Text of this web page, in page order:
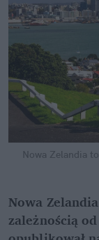
Nowa Zelandia
Nowa
zależnością